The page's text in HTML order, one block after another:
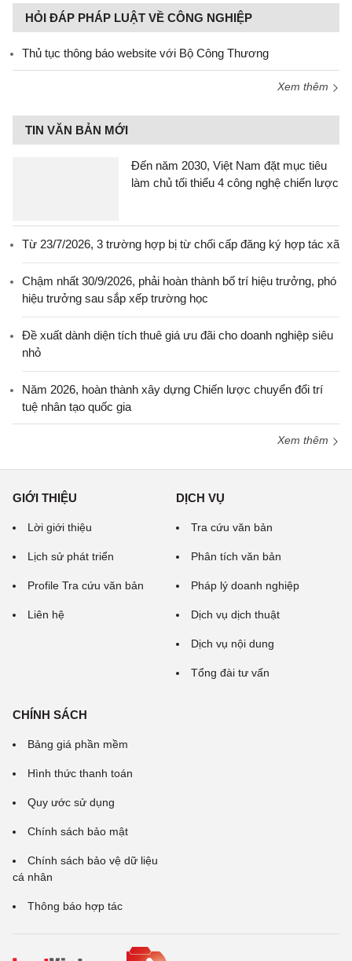
HỎI ĐÁP PHÁP LUẬT VỀ CÔNG NGHIỆP
Thủ tục thông báo website với Bộ Công Thương
Xem thêm
TIN VĂN BẢN MỚI
Đến năm 2030, Việt Nam đặt mục tiêu
làm chủ tối thiểu 4 công nghệ chiến lược
Từ 23/7/2026, 3 trường hợp bị từ chối cấp đăng ký hợp tác xã
Chậm nhất 30/9/2026, phải hoàn thành bố trí hiệu trưởng, phó
hiệu trưởng sau sắp xếp trường học
Đề xuất dành diện tích thuê giá ưu đãi cho doanh nghiệp siêu
nhỏ
Năm 2026, hoàn thành xây dựng Chiến lược chuyển đổi trí
tuệ nhân tạo quốc gia
Xem thêm
GIỚI THIỆU
Lời giới thiệu
Lịch sử phát triển
Profile Tra cứu văn bản
Liên hệ
DỊCH VỤ
Tra cứu văn bản
Phân tích văn bản
Pháp lý doanh nghiệp
Dịch vụ dịch thuật
Dịch vụ nội dung
Tổng đài tư vấn
CHÍNH SÁCH
Bảng giá phần mềm
Hình thức thanh toán
Quy ước sử dụng
Chính sách bảo mật
Chính sách bảo vệ dữ liệu
cá nhân
Thông báo hợp tác